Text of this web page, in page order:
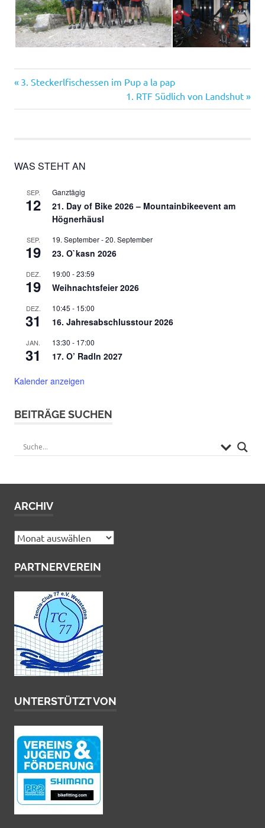
Beitragsnavigation
Vorheriger
3. Steckerlfischessen im Pup a la pap
Nächster
Beitrag:
1. RTF Südlich von Landshut
WAS STEHT AN
SEP.
12
Ganztägig
21. Day of Bike 2026 – Mountainbikeevent am
Högnerhäusl
SEP.
19
19. September-20. September
23. O`kasn 2026
DEZ.
19
19:00 -23:59
Weihnachtsfeier 2026
DEZ.
31
10:45 - 15:00
16. Jahresabschlusstour 2026
JAN.
31
13:30 - 17:00
17. O’ Radln 2027
Kalender anzeigen
BEITRÄGE SUCHEN
ARCHIV
Archiv
PARTNERVEREIN
UNTERSTÜTZT VON